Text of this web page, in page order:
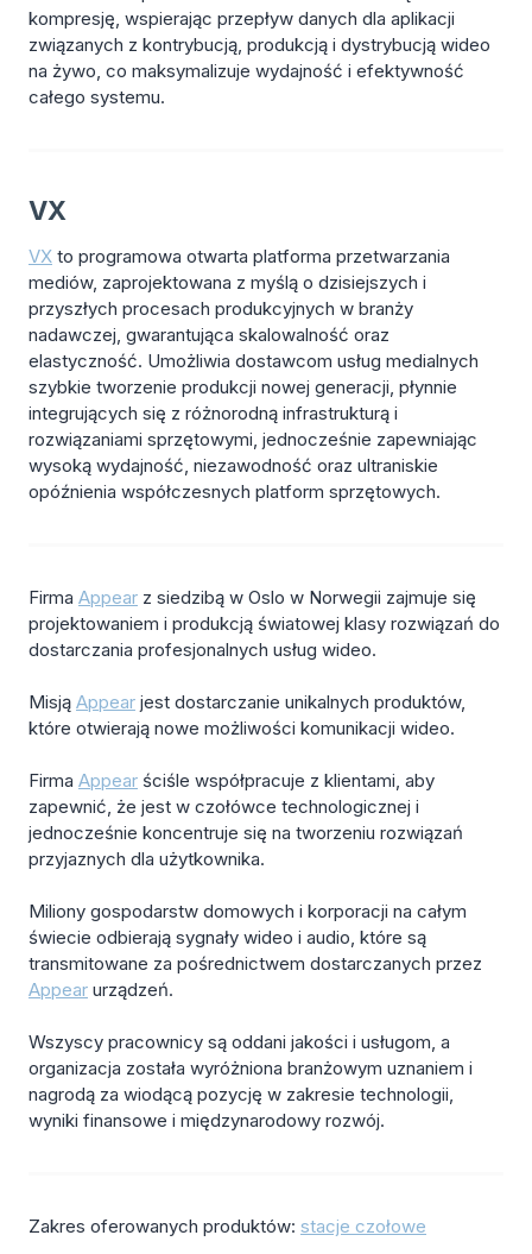
kompresję, wspierając przepływ danych dla aplikacji
związanych z kontrybucją, produkcją i dystrybucją wideo
na żywo, co maksymalizuje wydajność i efektywność
całego systemu.
VX
VX to programowa otwarta platforma przetwarzania
mediów, zaprojektowana z myślą o dzisiejszych i
przyszłych procesach produkcyjnych w branży
nadawczej, gwarantująca skalowalność oraz
elastyczność. Umożliwia dostawcom usług medialnych
szybkie tworzenie produkcji nowej generacji, płynnie
integrujących się z różnorodną infrastrukturą i
rozwiązaniami sprzętowymi, jednocześnie zapewniając
wysoką wydajność, niezawodność oraz ultraniskie
opóźnienia współczesnych platform sprzętowych.
Firma Appear z siedzibą w Oslo w Norwegii zajmuje się
projektowaniem i produkcją światowej klasy rozwiązań do
dostarczania profesjonalnych usług wideo.
Misją Appear jest dostarczanie unikalnych produktów,
które otwierają nowe możliwości komunikacji wideo.
Firma Appear ściśle współpracuje z klientami, aby
zapewnić, że jest w czołówce technologicznej i
jednocześnie koncentruje się na tworzeniu rozwiązań
przyjaznych dla użytkownika.
Miliony gospodarstw domowych i korporacji na całym
świecie odbierają sygnały wideo i audio, które są
transmitowane za pośrednictwem dostarczanych przez
Appear urządzeń.
Wszyscy pracownicy są oddani jakości i usługom, a
organizacja została wyróżniona branżowym uznaniem i
nagrodą za wiodącą pozycję w zakresie technologii,
wyniki finansowe i międzynarodowy rozwój.
Zakres oferowanych produktów: stacje czołowe